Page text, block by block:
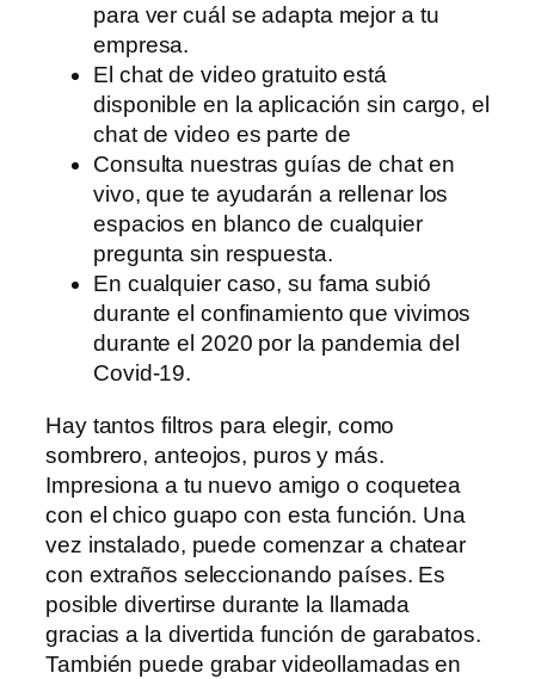
para ver cuál se adapta mejor a tu
empresa.
El chat de video gratuito está
disponible en la aplicación sin cargo, el
chat de video es parte de
Consulta nuestras guías de chat en
vivo, que te ayudarán a rellenar los
espacios en blanco de cualquier
pregunta sin respuesta.
En cualquier caso, su fama subió
durante el confinamiento que vivimos
durante el 2020 por la pandemia del
Covid-19.
Hay tantos filtros para elegir, como
sombrero, anteojos, puros y más.
Impresiona a tu nuevo amigo o coquetea
con el chico guapo con esta función. Una
vez instalado, puede comenzar a chatear
con extraños seleccionando países. Es
posible divertirse durante la llamada
gracias a la divertida función de garabatos.
También puede grabar videollamadas en